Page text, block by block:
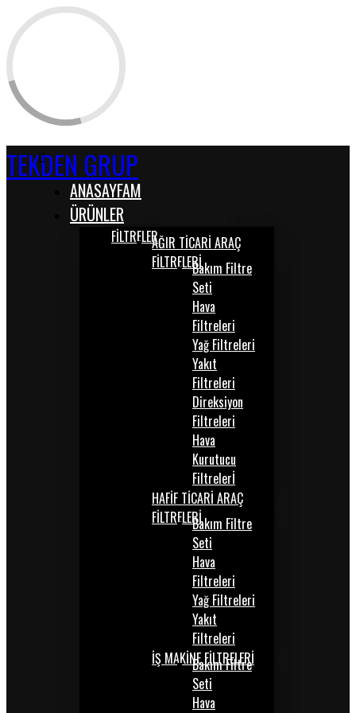
TEKDEN GRUP
ANASAYFAM
ÜRÜNLER
FİLTRELERAĞIR TİCARİ ARAÇ
FİLTRELERİBakım Filtre
Seti
Hava
Filtreleri
Yağ Filtreleri
Yakıt
Filtreleri
Direksiyon
Filtreleri
Hava
Kurutucu
Filtrelerİ
HAFİF TİCARİ ARAÇ
FİLTRELERİBakım Filtre
Seti
Hava
Filtreleri
Yağ Filtreleri
Yakıt
Filtreleri
İŞ MAKİNE FİLTRELERİ
Bakım Filtre
Seti
Hava